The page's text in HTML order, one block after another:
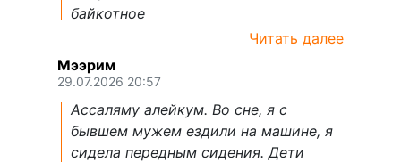
байкотное
Читать далее
Мээрим
29.07.2026 20:57
Ассаляму алейкум. Во сне, я с
бывшем мужем ездили на машине, я
сидела передным сидения. Дети